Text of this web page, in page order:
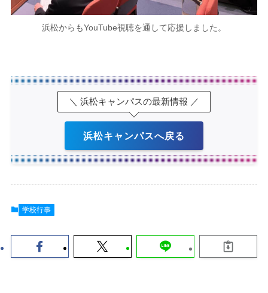
浜松からもYouTube視聴を通して応援しました。
＼ 浜松キャンパスの最新情報 ／
浜松キャンパスへ戻る
学校行事